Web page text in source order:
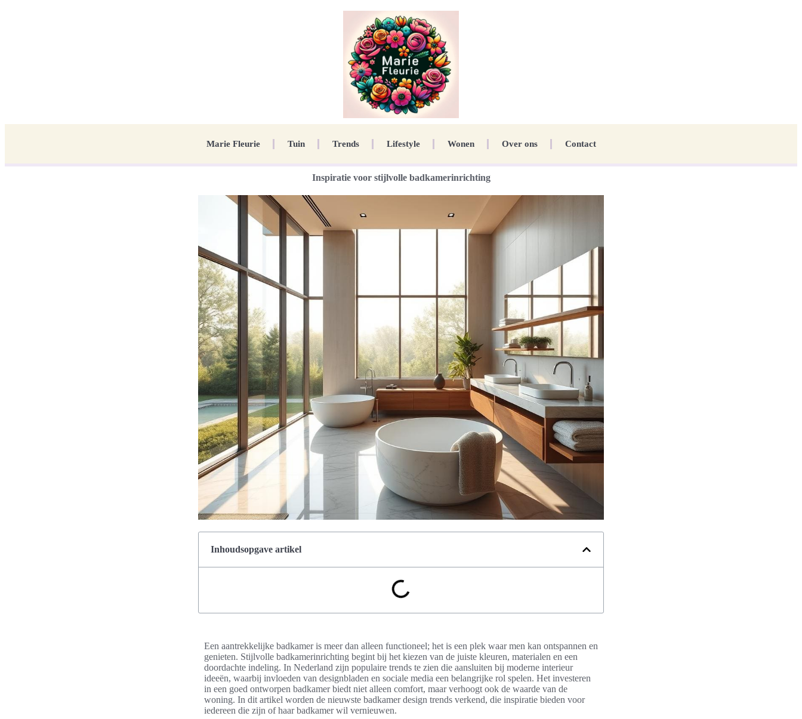
Marie Fleurie Tuin Trends Lifestyle Wonen Over ons Contact
Inspiratie voor stijlvolle badkamerinrichting
Inhoudsopgave artikel
Een aantrekkelijke badkamer is meer dan alleen functioneel; het is een plek waar men kan ontspannen en
genieten. Stijlvolle badkamerinrichting begint bij het kiezen van de juiste kleuren, materialen en een
doordachte indeling. In Nederland zijn populaire trends te zien die aansluiten bij moderne interieur
ideeën, waarbij invloeden van designbladen en sociale media een belangrijke rol spelen. Het investeren
in een goed ontworpen badkamer biedt niet alleen comfort, maar verhoogt ook de waarde van de
woning. In dit artikel worden de nieuwste badkamer design trends verkend, die inspiratie bieden voor
iedereen die zijn of haar badkamer wil vernieuwen.